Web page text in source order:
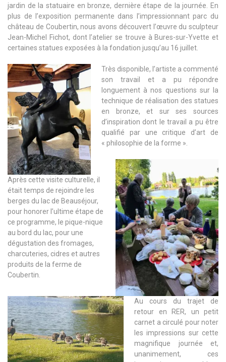
jardin de la statuaire en bronze, dernière étape de la journée. En
plus de l’exposition permanente dans l’impressionnant parc du
château de Coubertin, nous avons découvert l’œuvre du sculpteur
Jean-Michel Fichot, dont l’atelier se trouve à Bures-sur-Yvette et
certaines statues exposées à la fondation jusqu’au 16 juillet.
Très disponible, l’artiste a commenté
son travail et a pu répondre
longuement à nos questions sur la
technique de réalisation des statues
en bronze, et sur ses sources
d’inspiration dont le travail a pu être
qualifié par une critique d’art de
« philosophie de la forme ».
Après cette visite culturelle, il
était temps de rejoindre les
berges du lac de Beauséjour,
pour honorer l’ultime étape de
ce programme, le pique-nique
au bord du lac, pour une
dégustation des fromages,
charcuteries, cidres et autres
produits de la ferme de
Coubertin.
Au cours du trajet de
retour en RER, un petit
carnet a circulé pour noter
les impressions sur cette
magnifique journée et,
unanimement, ces